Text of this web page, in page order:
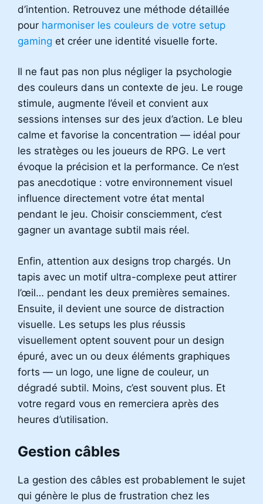
d’intention. Retrouvez une méthode détaillée
pour harmoniser les couleurs de votre setup
gaming et créer une identité visuelle forte.
Il ne faut pas non plus négliger la psychologie
des couleurs dans un contexte de jeu. Le rouge
stimule, augmente l’éveil et convient aux
sessions intenses sur des jeux d’action. Le bleu
calme et favorise la concentration — idéal pour
les stratèges ou les joueurs de RPG. Le vert
évoque la précision et la performance. Ce n’est
pas anecdotique : votre environnement visuel
influence directement votre état mental
pendant le jeu. Choisir consciemment, c’est
gagner un avantage subtil mais réel.
Enfin, attention aux designs trop chargés. Un
tapis avec un motif ultra-complexe peut attirer
l’œil… pendant les deux premières semaines.
Ensuite, il devient une source de distraction
visuelle. Les setups les plus réussis
visuellement optent souvent pour un design
épuré, avec un ou deux éléments graphiques
forts — un logo, une ligne de couleur, un
dégradé subtil. Moins, c’est souvent plus. Et
votre regard vous en remerciera après des
heures d’utilisation.
Gestion câbles
La gestion des câbles est probablement le sujet
qui génère le plus de frustration chez les